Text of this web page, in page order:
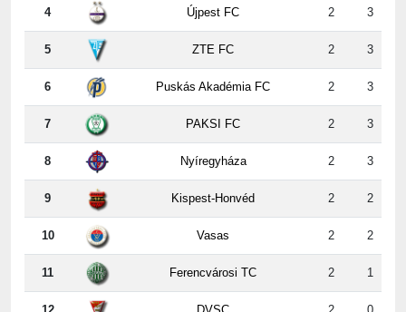
5 ZTE FC 2 3
6 Puskás Akadémia FC 2 3
7 PAKSI FC 2 3
8 Nyíregyháza 2 3
9 Kispest-Honvéd 2 2
10 Vasas 2 2
11 Ferencvárosi TC 2 1
12 DVSC 2 0